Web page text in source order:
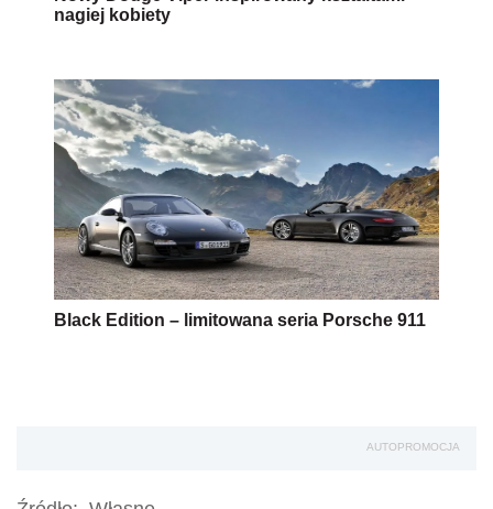
nagiej kobiety
Black Edition – limitowana seria Porsche 911
AUTOPROMOCJA